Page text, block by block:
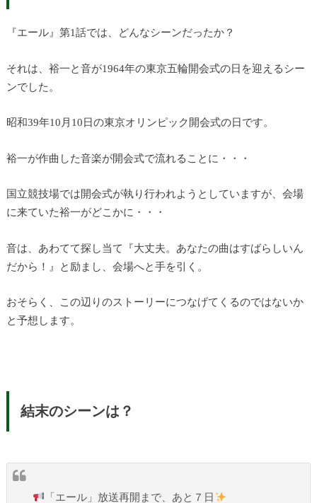
『エール』第1話では、どんなシーンだったか？
それは、裕一と音が1964年の東京五輪開会式の日を迎えるシー
ンでした。
昭和39年10月10日の東京オリンピック開会式の日です。
裕一が作曲した音楽が開会式で流れることに・・・
国立競技場では開会式が執り行われようとしていますが、会場
に来ていた裕一がどこかに・・・
音は、あわてて探し当て『大丈夫。あなたの曲はすばらしいん
だから！』と励まし、会場へと手を引く。
おそらく、この辺りのストーリーにつなげてくるのではないか
と予想します。
結末のシーンは？
「エール」放送再開まで、あと７日